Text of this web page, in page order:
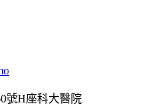
號H座科大醫院